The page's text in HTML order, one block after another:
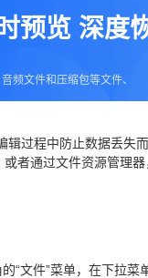
预览 深度
频文件和压缩包等文件、
辑过程中防止数据丢失
者通过文件资源管理
“文件”菜单，在下拉